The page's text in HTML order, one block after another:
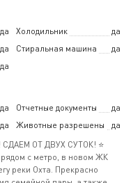
да Холодильник
да
да Стиральная машина
да
да
да Отчетные документы
да
да Животные разрешены
да
СДАЕМ ОТ ДВУХ СУТОК! ⭐
с метро, в новом ЖК
реки Охта. Прекрасно